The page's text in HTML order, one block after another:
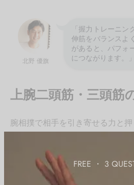
FREE ・ 3
北野 優旗
「握力トレーニ
伸筋をバランスよ
があると、パフォ
につながります。」
上腕二頭筋・三頭筋
腕相撲で相手を引き寄せる力と
らの筋肉は、攻めと守りの両面